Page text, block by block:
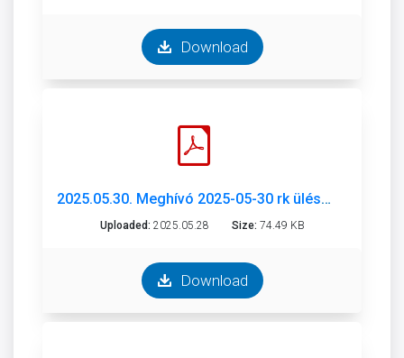
Download
2025.05.30. Meghívó 2025-05-30 rk ülés.pdf
Uploaded: 2025.05.28 Size: 74.49 KB
Download